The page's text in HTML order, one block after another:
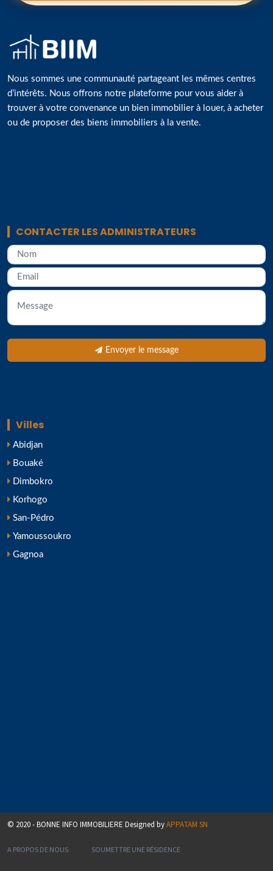
Nous sommes une communauté partageant les mêmes centres
d’intérêts. Nous offrons notre plateforme pour vous aider à
trouver à votre convenance un bien immobilier à louer, à acheter
ou de proposer des biens immobiliers à la vente.
CONTACTER LES ADMINISTRATEURS
Envoyer le message
Villes
Abidjan
Bouaké
Dimbokro
Korhogo
San-Pédro
Yamoussoukro
Gagnoa
© 2020 - BONNE INFO IMMOBILIERE Designed byAPPATAM SN
A PROPOS DE NOUS SOUMETTRE UNE RÉSIDENCE